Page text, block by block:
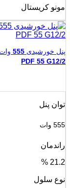
مونو کریستال
PDF 55 G12/2
توان پنل
555 وات
راندمان
21.2 %
نوع سلول